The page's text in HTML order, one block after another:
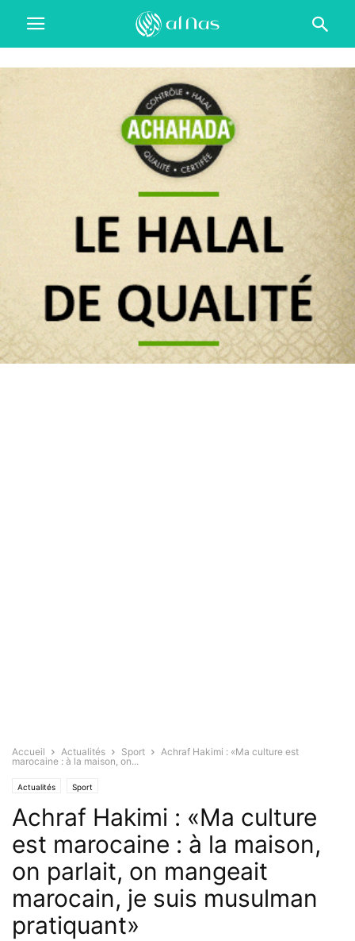
Accueil Actualités Sport
Achraf Hakimi : «Ma culture est
marocaine : à la maison, on...
Actualités Sport
Achraf Hakimi : «Ma culture
est marocaine : à la maison,
on parlait, on mangeait
marocain, je suis musulman
pratiquant»